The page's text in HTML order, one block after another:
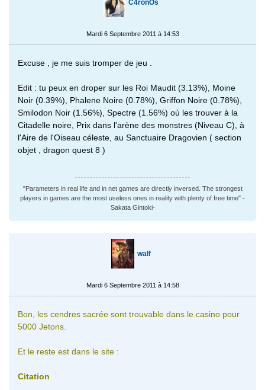
C4ronOs
Mardi 6 Septembre 2011 à 14:53
Excuse , je me suis tromper de jeu .
Edit : tu peux en droper sur les Roi Maudit (3.13%), Moine
Noir (0.39%), Phalene Noire (0.78%), Griffon Noire (0.78%),
Smilodon Noir (1.56%), Spectre (1.56%) où les trouver à la
Citadelle noire, Prix dans l'arène des monstres (Niveau C), à
l'Aire de l'Oiseau céleste, au Sanctuaire Dragovien ( section
objet , dragon quest 8 )
"Parameters in real life and in net games are directly inversed. The strongest
players in games are the most useless ones in reality with plenty of free time" -
Sakata Gintoki-
walf
Mardi 6 Septembre 2011 à 14:58
Bon, les cendres sacrée sont trouvable dans le casino pour
5000 Jetons.
Et le reste est dans le site :
Citation